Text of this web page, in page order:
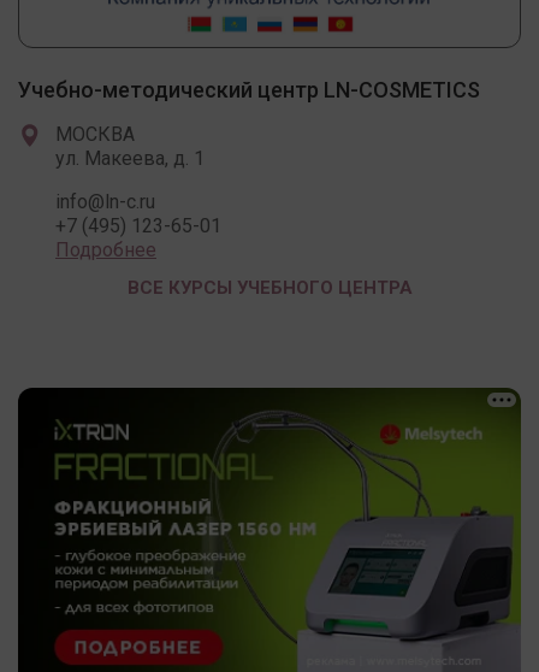
Учебно-методический центр LN-COSMETICS
МОСКВА
ул. Макеева, д. 1
info@ln-c.ru
+7 (495) 123-65-01
Подробнее
ВСЕ КУРСЫ УЧЕБНОГО ЦЕНТРА